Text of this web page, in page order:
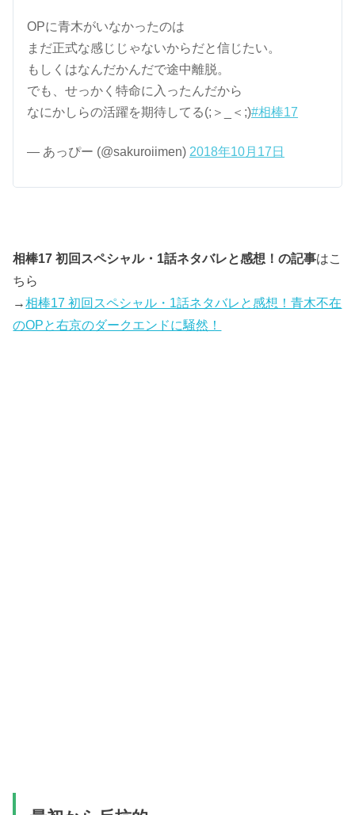
OPに青木がいなかったのは
まだ正式な感じじゃないからだと信じたい。
もしくはなんだかんだで途中離脱。
でも、せっかく特命に入ったんだから
なにかしらの活躍を期待してる(;＞_＜;)#相棒17
— あっぴー (@sakuroiimen) 2018年10月17日
相棒17 初回スペシャル・1話ネタバレと感想！の記事はこ
ちら
→相棒17 初回スペシャル・1話ネタバレと感想！青木不在
のOPと右京のダークエンドに騒然！